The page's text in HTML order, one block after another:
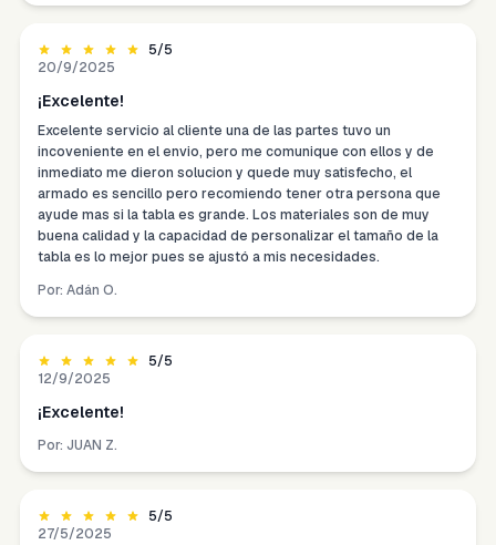
5/5
20/9/2025
¡Excelente!
Excelente servicio al cliente una de las partes tuvo un
incoveniente en el envio, pero me comunique con ellos y de
inmediato me dieron solucion y quede muy satisfecho, el
armado es sencillo pero recomiendo tener otra persona que
ayude mas si la tabla es grande. Los materiales son de muy
buena calidad y la capacidad de personalizar el tamaño de la
tabla es lo mejor pues se ajustó a mis necesidades.
Por: Adán O.
5/5
12/9/2025
¡Excelente!
Por: JUAN Z.
5/5
27/5/2025